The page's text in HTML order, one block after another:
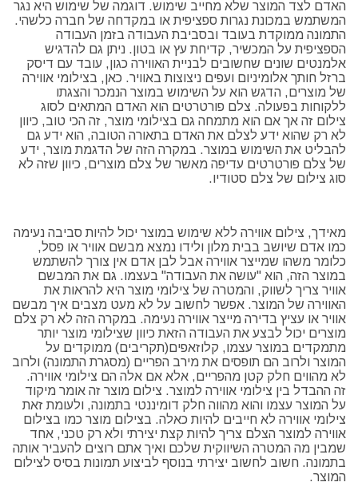
האדם לצד המוצר שלא מחייב שימוש. דוגמה של שימוש היא נגר
המשתמש במכונת נגרות ספציפית או במקדחה של חברה כלשהי.
התמונה ממוקדת בעובד ובסביבת העבודה בזמן העבודה
הספציפית על המכשיר, קדיחת עץ או בטון. ניתן גם להדגיש
אלמנטים שונים שחשובים לבניית האווירה כגון, עובד עם דיסק
ברזל חותך אלומיניום ועפים ניצוצות באוויר. כאן, בצילומי אווירה
של מוצרים, הדגש הוא על השימוש במוצר הנמכר והצגתו
ללקוחות בפעולה. צלם פורטרטים הוא האדם המתאים לסוג
צילום זה אך אם הוא מתמחה גם בצילומי מוצר, זה הכי טוב, כיוון
לא רק שהוא ידע לצלם את האדם בתאורה הטובה, הוא ידע גם
להבליט את השימוש במוצר. במקרה הזה של הדגמת מוצר, ידע
של צלם פורטרטים עדיפה מאשר של צלם מוצרים, כיוון שזה לא
סוג צילום של צלם סטודיו.
מאידך, צילום אווירה ללא שימוש במוצר יכול להיות סביבה נעימה
כמו אדם שיושב בבית מלון ולידו נמצא מבשם אוויר או פסל,
כלומר משהו שמייצר אווירה אבל לבן אדם אין צורך להשתמש
במוצר הזה, הוא "עושה את העבודה" בעצמו. גם את המבשם
אוויר צריך לשווק, והמטרה של צילומי מוצר היא להראות את
האווירה של המוצר. אפשר לחשוב על לא מעט מצבים איך מבשם
אוויר או עציץ בדירה מייצר אווירה נעימה. במקרה הזה לא רק צלם
מוצרים יכול לבצע את העבודה הזאת כיוון שצילומי מוצר יותר
מתמקדים במוצר עצמו, קלוזאפים(תקריבים) ממוקדים על
המוצר ולרוב הם תופסים את מירב הפריים (מסגרת התמונה) ולרוב
לא מהווים חלק קטן מהפריים, אלא אם אלה הם צילומי אווירה.
זה ההבדל בין צילומי אווירה למוצר. צילום מוצר זה אומר מיקוד
על המוצר עצמו והוא מהווה חלק דומיננטי בתמונה, ולעומת זאת
צילומי אווירה לא חייבים להיות כאלה. בצילום מוצר כמו בצילום
אווירה למוצר הצלם צריך להיות קצת יצירתי ולא רק טכני, אחד
שמבין מה המטרה השיווקית שלכם ואיך אתם רוצים להעביר אותה
בתמונה. חשוב לחשוב יצירתי בנוסף לביצוע תמונות בסיס לצילום
המוצר.